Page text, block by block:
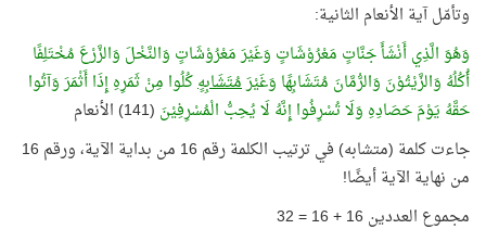
وتأمّل آية الأنعام الثانية:
وَهُوَ الَّذِي أَنْشَأَ جَنَّاتٍ مَعْرُوْشَاتٍ وَغَيْرَ مَعْرُوْشَاتٍ وَالنَّخْلَ وَالزَّرْعَ مُخْتَلِفًا
أُكُلُهُ وَالزَّيْتُوْنَ وَالرُّمَّانَ مُتَشَابِهًا وَغَيْرَمُتَشَابِهٍكُلُوا مِنْ ثَمَرِهِ إِذَا أَثْمَرَ وَآتُوا
حَقَّهُ يَوْمَ حَصَادِهِ وَلَا تُسْرِفُوا إِنَّهُ لَا يُحِبُّ الْمُسْرِفِيْنَ (141) الأنعام
جاءت كلمة (متشابه) في ترتيب الكلمة رقم 16 من بداية الآية، ورقم 16
من نهاية الآية أيضًا!
مجموع العددين 16 + 16 = 32